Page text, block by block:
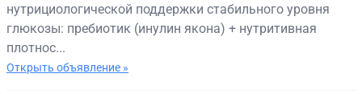
нутрициологической поддержки стабильного уровня
глюкозы: пребиотик (инулин якона) + нутритивная
плотнос...
Открыть объявление »